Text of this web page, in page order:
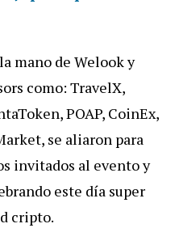
mano de Welook y
como: TravelX,
POAP, CoinEx,
se aliaron para
invitados al evento y
este día super
cripto.